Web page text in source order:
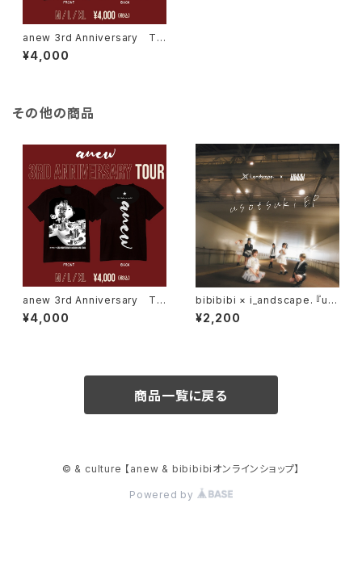
anew 3rd Anniversary Tシ
ャツ｜黒
¥4,000
その他の商品
anew 3rd Anniversary Tシ
ャツ｜黒
¥4,000
bibibibi × i_andscape. 『us
otsuki EP』 CD 【限定メン
バー集合チェキ一枚付き】
¥2,200
商品一覧に戻る
© & culture 【anew & bibibibiオンラインショップ】
Powered by